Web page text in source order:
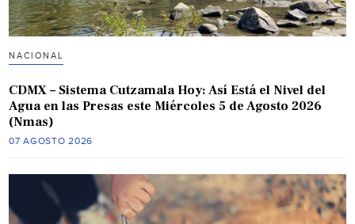
NACIONAL
CDMX – Sistema Cutzamala Hoy: Así Está el Nivel del
Agua en las Presas este Miércoles 5 de Agosto 2026
(Nmas)
07 AGOSTO 2026